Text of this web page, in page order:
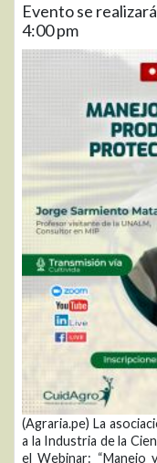
Evento se
4:00 pm
(Agraria.pe) La
a la Industria de la
el Webinar: “Manejo